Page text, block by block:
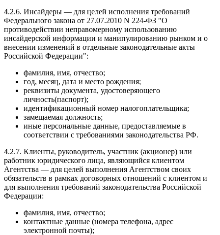
4.2.6. Инсайдеры — для целей исполнения требований
Федерального закона от 27.07.2010 N 224-ФЗ "О
противодействии неправомерному использованию
инсайдерской информации и манипулированию рынком и о
внесении изменений в отдельные законодательные акты
Российской Федерации":
фамилия, имя, отчество;
год, месяц, дата и место рождения;
реквизиты документа, удостоверяющего
личность(паспорт);
идентификационный номер налогоплательщика;
замещаемая должность;
иные персональные данные, предоставляемые в
соответствии с требованиями законодательства РФ.
4.2.7. Клиенты, руководитель, участник (акционер) или
работник юридического лица, являющийся клиентом
Агентства — для целей выполнения Агентством своих
обязательств в рамках договорных отношений с клиентом и
для выполнения требований законодательства Российской
Федерации:
фамилия, имя, отчество;
контактные данные (номера телефона, адрес
электронной почты);